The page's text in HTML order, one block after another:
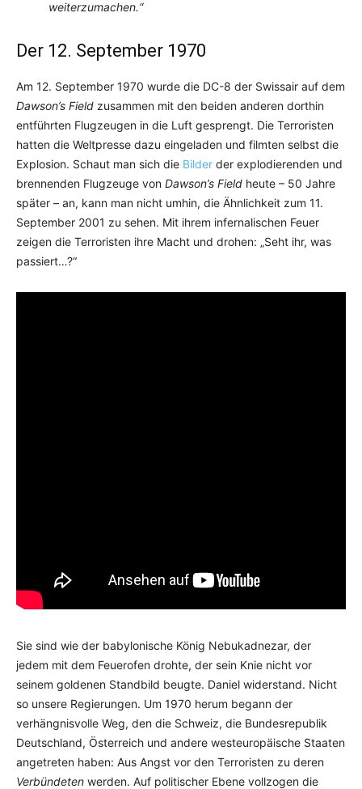
weiterzumachen.“
Der 12. September 1970
Am 12. September 1970 wurde die DC-8 der Swissair auf dem
Dawson’s Field zusammen mit den beiden anderen dorthin
entführten Flugzeugen in die Luft gesprengt. Die Terroristen
hatten die Weltpresse dazu eingeladen und filmten selbst die
Explosion. Schaut man sich die Bilder der explodierenden und
brennenden Flugzeuge von Dawson’s Field heute – 50 Jahre
später – an, kann man nicht umhin, die Ähnlichkeit zum 11.
September 2001 zu sehen. Mit ihrem infernalischen Feuer
zeigen die Terroristen ihre Macht und drohen: „Seht ihr, was
passiert…?“
Sie sind wie der babylonische König Nebukadnezar, der
jedem mit dem Feuerofen drohte, der sein Knie nicht vor
seinem goldenen Standbild beugte. Daniel widerstand. Nicht
so unsere Regierungen. Um 1970 herum begann der
verhängnisvolle Weg, den die Schweiz, die Bundesrepublik
Deutschland, Österreich und andere westeuropäische Staaten
angetreten haben: Aus Angst vor den Terroristen zu deren
Verbündeten werden. Auf politischer Ebene vollzogen die